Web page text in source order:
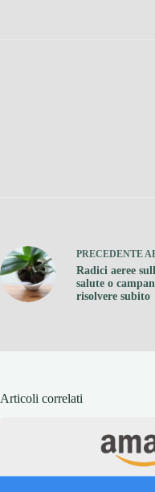
PRECEDENTE
Radici aeree
salute o
risolvere subito
Articoli correlati